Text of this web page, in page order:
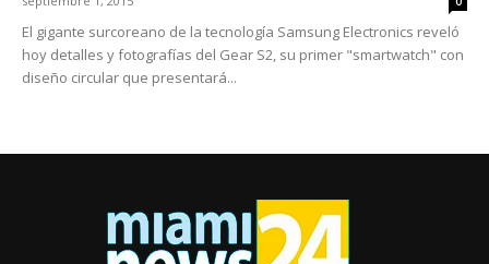
El gigante surcoreano de la tecnología Samsung Electronics reveló
hoy detalles y fotografías del Gear S2, su primer "smartwatch" con
diseño circular que presentará...